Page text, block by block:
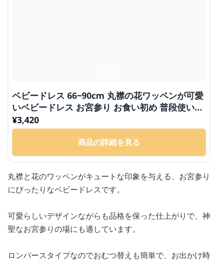
ベビードレス 66~90cm 丸襟の花ワッペンが可愛
いベビードレス お宮参り お食い初め 普段使い
OK
¥3,420
商品の詳細を見る
丸襟と花のワッペンがキュートな印象を与える、お宮参り
にぴったりなベビードレスです。
可愛らしいデザインながらも品格を保った仕上がりで、神
聖なお宮参りの場にも適しています。
ロンパースタイプなのでおむつ替えも簡単で、お出かけ時